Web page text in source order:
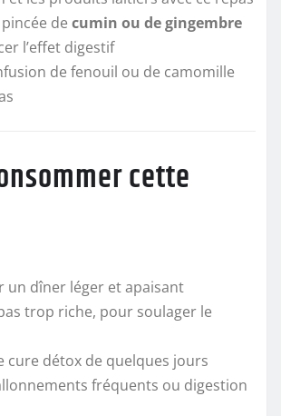
de cumin ou de gingembre
l’effet digestif
de fenouil ou de camomille
cette
un dîner léger et apaisant
trop riche, pour soulager le
cure détox de quelques jours
fréquents ou digestion